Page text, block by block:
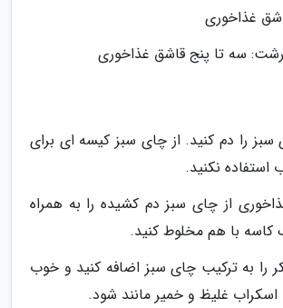
غذاخوری
سه تا پنج قاشق غذاخوری
سبز را دم کنید. از چای سبز کیسه ای برای
استفاده نکنید.
از چای سبز دم کشیده را به همراه
با هم مخلوط کنید.
را به ترکیب چای سبز اضافه کنید و خوب
اسکراب غلیظ و خمیر مانند شود.